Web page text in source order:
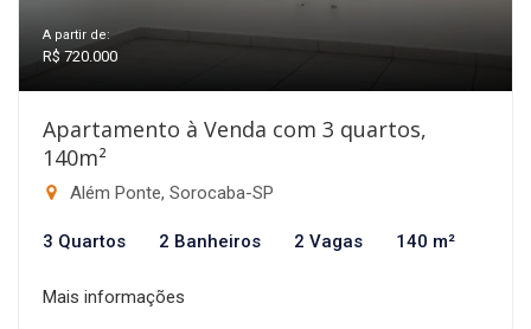
A partir de:
R$ 720.000
Apartamento à Venda com 3 quartos,
140m²
Além Ponte, Sorocaba-SP
3 Quartos 2 Banheiros 2 Vagas 140 m²
Mais informações